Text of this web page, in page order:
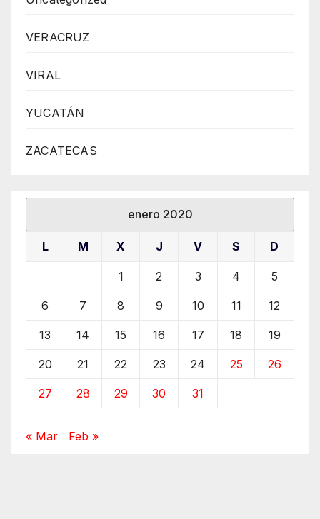
VERACRUZ
VIRAL
YUCATÁN
ZACATECAS
enero 2020
L M X J V S D
1 2 3 4 5
6 7 8 9 10 11 12
13 14 15 16 17 18 19
20 21 22 23 24 25 26
27 28 29 30 31
« Mar Feb »